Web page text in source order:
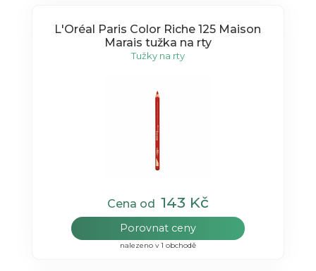
L'Oréal Paris Color Riche 125 Maison
Marais tužka na rty
Tužky na rty
Cena od 143 Kč
Porovnat ceny
nalezeno v 1 obchodě